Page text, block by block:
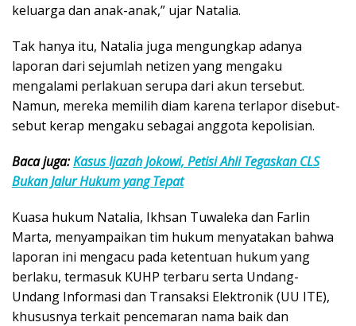
keluarga dan anak-anak,” ujar Natalia.
Tak hanya itu, Natalia juga mengungkap adanya
laporan dari sejumlah netizen yang mengaku
mengalami perlakuan serupa dari akun tersebut.
Namun, mereka memilih diam karena terlapor disebut-
sebut kerap mengaku sebagai anggota kepolisian.
Baca juga:Kasus Ijazah Jokowi, Petisi Ahli Tegaskan CLS
Bukan Jalur Hukum yang Tepat
Kuasa hukum Natalia, Ikhsan Tuwaleka dan Farlin
Marta, menyampaikan tim hukum menyatakan bahwa
laporan ini mengacu pada ketentuan hukum yang
berlaku, termasuk KUHP terbaru serta Undang-
Undang Informasi dan Transaksi Elektronik (UU ITE),
khususnya terkait pencemaran nama baik dan